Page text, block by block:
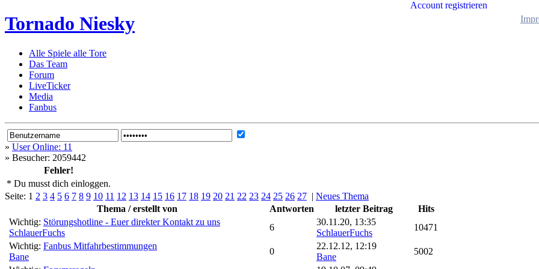
Tornado Niesky
Alle Spiele alle Tore
Das Team
Forum
LiveTicker
Media
Fanbus
Account registrieren
» User Online: 11
» Besucher: 2059442
Fehler!
* Du musst dich einloggen.
Seite: 1 2 3 4 5 6 7 8 9 10 11 12 13 14 15 16 17 18 19 20 21 22 23 24 25 26 27 | Neues Thema
Thema / erstellt von
Antworten letzter Beitrag
Hits
Wichtig: Störungshotline - Euer direkter Kontakt zu uns
SchlauerFuchs
6
30.11.20, 13:35
SchlauerFuchs
10471
Wichtig: Fanbus Mitfahrbestimmungen
Bane
0
22.12.12, 12:19
Bane
5002